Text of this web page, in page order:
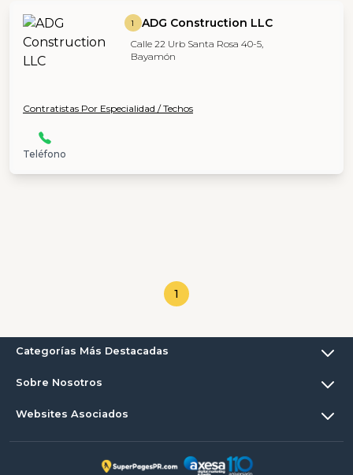
1 ADG Construction LLC
Calle 22 Urb Santa Rosa 40-5,
Bayamón
Contratistas Por Especialidad / Techos
Teléfono
1
Categorías Más Destacadas
Sobre Nosotros
Websites Asociados